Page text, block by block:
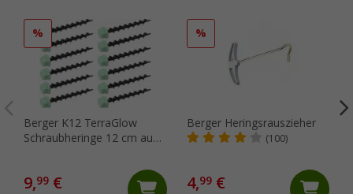
%
Berger K12 TerraGlow
Schraubheringe 12 cm aus
9,99 €
%
Berger Heringsrauszieher
(100)
4,99€